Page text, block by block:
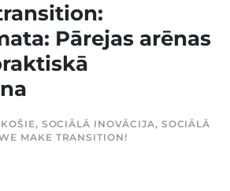
Pārejas arēnas
, SOCIĀLĀ INOVĀCIJA, SOCIĀLĀ
MAKE TRANSITION!